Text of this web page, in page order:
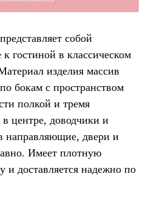
собой
гостиной в классическом
изделия массив
бокам с пространством
полкой и тремя
центре, доводчики и
направляющие, двери и
Имеет плотную
и доставляется надежно по